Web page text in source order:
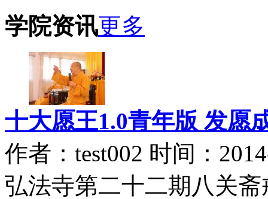
学院资讯更多
十大愿王1.0青年版 发
作者：test002 时间：
弘法寺第二十二期八关